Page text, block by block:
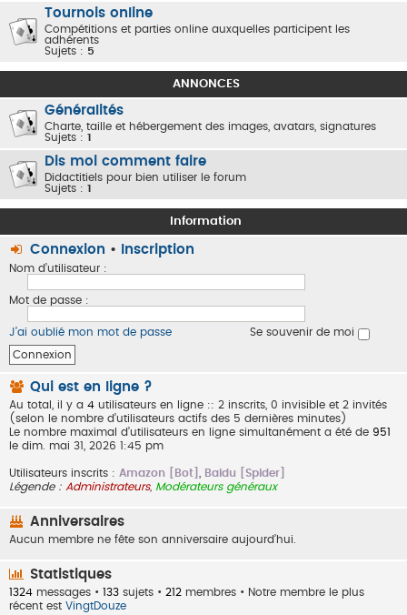
Tournois online
Compétitions et parties online auxquelles participent les
adhérents
Sujets : 5
ANNONCES
Généralités
Charte, taille et hébergement des images, avatars, signatures
Sujets : 1
Dis moi comment faire
Didactitiels pour bien utiliser le forum
Sujets : 1
Information
Connexion • Inscription
Nom d’utilisateur :
Mot de passe :
J’ai oublié mon mot de passe Se souvenir de moi
Qui est en ligne ?
Au total, il y a 4 utilisateurs en ligne :: 2 inscrits, 0 invisible et 2 invités
(selon le nombre d’utilisateurs actifs des 5 dernières minutes)
Le nombre maximal d’utilisateurs en ligne simultanément a été de 951
le dim. mai 31, 2026 1:45 pm
Utilisateurs inscrits : Amazon [Bot]
Baidu [Spider]
Légende : Administrateurs, Modérateurs généraux
Anniversaires
Aucun membre ne fête son anniversaire aujourd’hui.
Statistiques
1324 messages • 133 sujets • 212 membres • Notre membre le plus
récent est VingtDouze